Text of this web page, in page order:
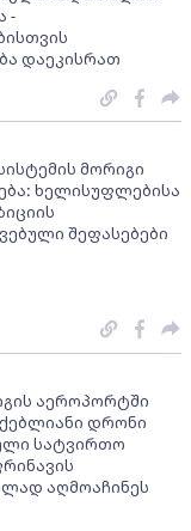
-
დაეკისრათ
მორიგი
ხელისუფლებისა
შეფასებები
აეროპორტში
დრონი
სატვირთო
აღმოაჩინეს